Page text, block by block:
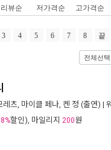
리뷰순 저가격순 고가격순
3 4 5 6 7 8 끝
전체선택
레츠, 마이클 페나, 켄 정 (출연) |
할인), 마일리지 200원